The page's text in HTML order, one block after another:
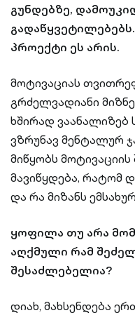
გუნდებზე,
პროექტი ეს არის.
მოტივაციას
გრძელვადიანი
ხშირად ვაანალიზებ
ვზრუნავ მენტალურ
მიწყობს
მავიწყდება, რატომ
და რა მიზანს
ყოფილა თუ არა
აღქმული რამ
შესაძლებელია?
დიახ, მახსენდება